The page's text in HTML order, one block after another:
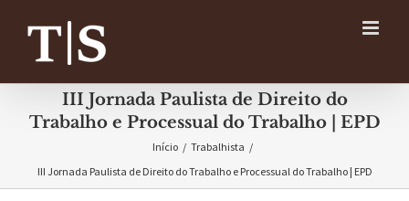
conteúdo
III Jornada Paulista de Direito do
Trabalho e Processual do Trabalho | EPD
Início / Trabalhista /
III Jornada Paulista de Direito do Trabalho e Processual do Trabalho | EPD